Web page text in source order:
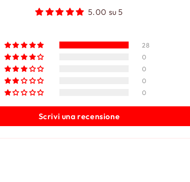
5.00 su 5
28
0
0
0
0
Scrivi una recensione